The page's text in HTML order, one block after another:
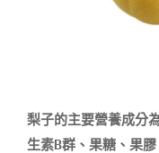
梨子的主要營養成分
生素B群、果糖、果